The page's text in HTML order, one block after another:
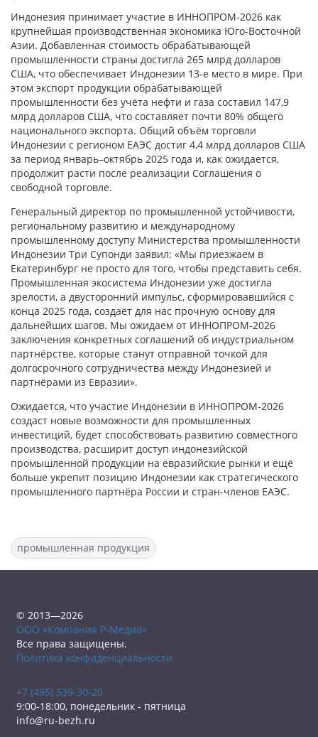
Индонезия принимает участие в ИННОПРОМ-2026 как
крупнейшая производственная экономика Юго-Восточной
Азии. Добавленная стоимость обрабатывающей
промышленности страны достигла 265 млрд долларов
США, что обеспечивает Индонезии 13-е место в мире. При
этом экспорт продукции обрабатывающей
промышленности без учёта нефти и газа составил 147,9
млрд долларов США, что составляет почти 80% общего
национального экспорта. Общий объём торговли
Индонезии с регионом ЕАЭС достиг 4,4 млрд долларов США
за период январь–октябрь 2025 года и, как ожидается,
продолжит расти после реализации Соглашения о
свободной торговле.
Генеральный директор по промышленной устойчивости,
региональному развитию и международному
промышленному доступу Министерства промышленности
Индонезии Три Супонди заявил: «Мы приезжаем в
Екатеринбург не просто для того, чтобы представить себя.
Промышленная экосистема Индонезии уже достигла
зрелости, а двусторонний импульс, сформировавшийся с
конца 2025 года, создаёт для нас прочную основу для
дальнейших шагов. Мы ожидаем от ИННОПРОМ-2026
заключения конкретных соглашений об индустриальном
партнёрстве, которые станут отправной точкой для
долгосрочного сотрудничества между Индонезией и
партнёрами из Евразии».
Ожидается, что участие Индонезии в ИННОПРОМ-2026
создаст новые возможности для промышленных
инвестиций, будет способствовать развитию совместного
производства, расширит доступ индонезийской
промышленной продукции на евразийские рынки и ещё
больше укрепит позицию Индонезии как стратегического
промышленного партнёра России и стран-членов ЕАЭС.
промышленная продукция
© 2013—2026
ООО «Компания Р-Медиа»
Все права защищены.
Политика конфиденциальности
+7 (495) 539-30-20
9:00-18:00, понедельник - пятница
info@ru-bezh.ru